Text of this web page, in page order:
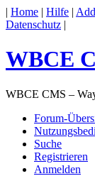
| Home | Hilfe |
Datenschutz |
WBCE
WBCE CMS –
Forum-
Suche
Registrieren
Anmelden